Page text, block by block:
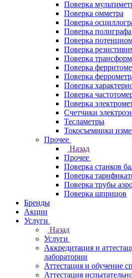
Поверка
Поверка омметра
Поверка
Поверка полиграфа
Поверка
Поверка
Поверка
Поверка
Поверка
Поверка
Поверка
Поверка
Счетчики
Тесламетры
Токосъемники
Прочее
Назад
Прочее
Поверка станков
Поверка
Поверка трубы
Поверка шприцов
Бренды
Акции
Услуги
Назад
Услуги
Аккредитация и
лаборатории
Аттестация и обучение
Аттестация